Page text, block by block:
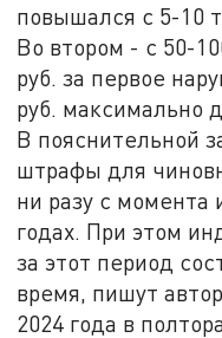
повышался с 5-10
Во втором - с 50-
руб. за первое
руб. максимально
В пояснительной
штрафы для
ни разу с момента
годах. При этом
за этот период
время, пишут
2024 года в